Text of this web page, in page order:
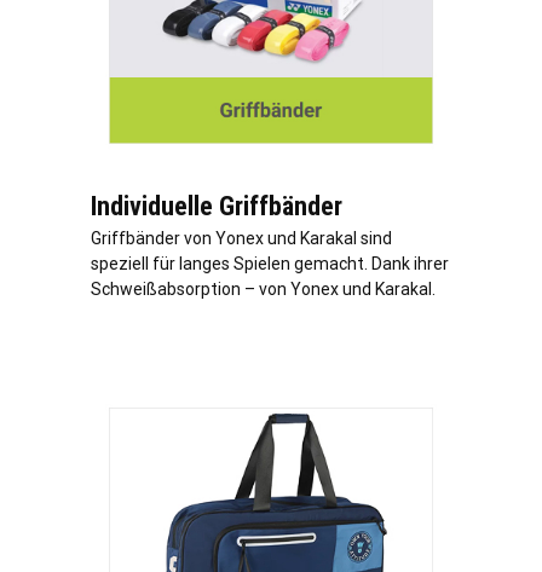
Individuelle Griffbänder
Griffbänder von Yonex und Karakal sind
speziell für langes Spielen gemacht. Dank ihrer
Schweißabsorption – von Yonex und Karakal.